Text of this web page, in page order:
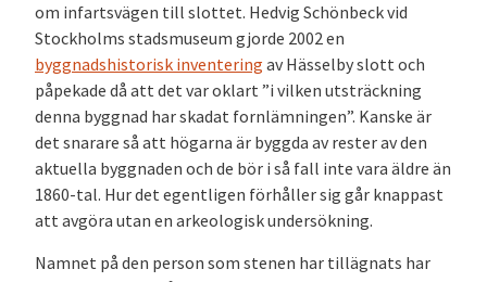
om infartsvägen till slottet. Hedvig Schönbeck vid
Stockholms stadsmuseum gjorde 2002 en
byggnadshistorisk inventering av Hässelby slott och
påpekade då att det var oklart ”i vilken utsträckning
denna byggnad har skadat fornlämningen”. Kanske är
det snarare så att högarna är byggda av rester av den
aktuella byggnaden och de bör i så fall inte vara äldre än
1860-tal. Hur det egentligen förhåller sig går knappast
att avgöra utan en arkeologisk undersökning.
Namnet på den person som stenen har tillägnats har